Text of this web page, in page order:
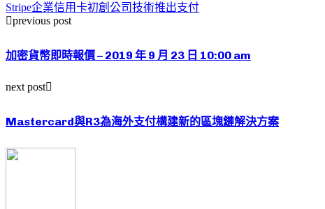
Stripe企業信用卡初創公司技術推出支付
previous post
加密貨幣即時報價 – 2019 年 9 月 23 日 10:00 am
next post
Mastercard與R3為海外支付構建新的區塊鏈解決方案